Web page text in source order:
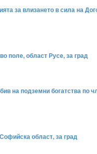
за влизането в сила на
поле, област Русе, за град
на подземни богатства по
област, за град